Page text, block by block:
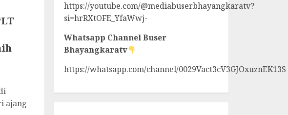
ajang
https://youtube.com/@mediabuserbhayangkaratv?
si=hrRXtOFE_YfaWwj-
Whatsapp ChannelBuser
Bhayangkaratv
https://whatsapp.com/channel/0029Vact3cV3GJOxuznEK13S